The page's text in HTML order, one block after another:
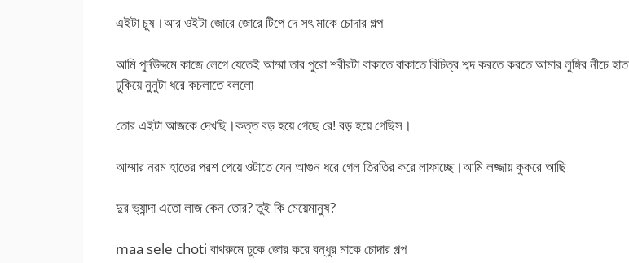
এইটা চুষ।আর ওইটা জোরে জোরে টিপে দে সৎ মাকে চোদার গল্প
আমি পুর্নউদ্দমে কাজে লেগে যেতেই আম্মা তার পুরো শরীরটা বাকাতে বাকাতে বিচিত্র শব্দ করতে করতে আমার লুঙ্গির নীচে হাত
ঢুকিয়ে নুনুটা ধরে কচলাতে বললো
তোর এইটা আজকে দেখছি।কত্ত বড় হয়ে গেছে রে! বড় হয়ে গেছিস।
আম্মার নরম হাতের পরশ পেয়ে ওটাতে যেন আগুন ধরে গেল তিরতির করে লাফাচ্ছে।আমি লজ্জায় কুকরে আছি
দুর ভ্যান্দা এতো লাজ কেন তোর? তুই কি মেয়েমানুষ?
maa sele choti বাথরুমে ঢুকে জোর করে বন্ধুর মাকে চোদার গল্প